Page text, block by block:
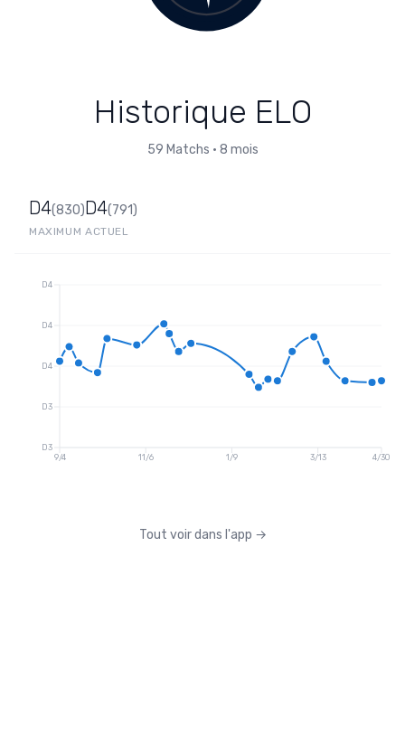
Historique ELO
59 Matchs • 8 mois
D4(830)
MAXIMUM
D4(791)
ACTUEL
9/4 11/6 1/9 3/13 4/30
D3
D3
D4
D4
D4
Tout voir dans l'app →